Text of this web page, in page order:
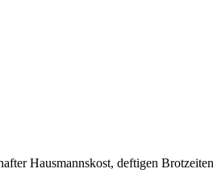
Hausmannskost, deftigen